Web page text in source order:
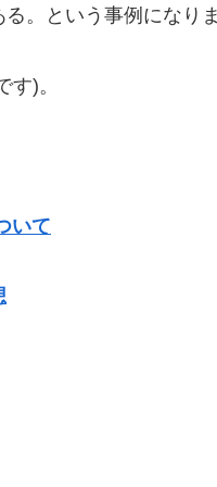
。という事例になり
す)。
いて